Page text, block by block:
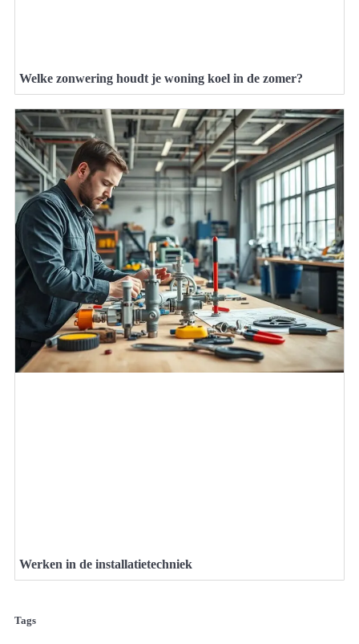
Welke zonwering houdt je woning koel in de zomer?
Werken in de installatietechniek
Tags